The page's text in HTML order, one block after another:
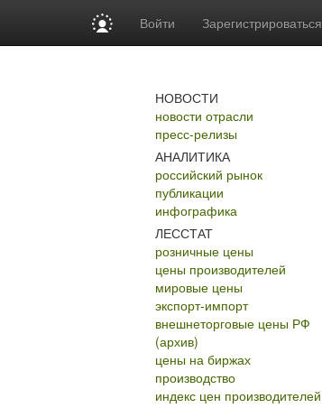
Войти Зарегистрироваться
НОВОСТИ
новости отрасли
пресс-релизы
АНАЛИТИКА
российский рынок
публикации
инфографика
ЛЕССТАТ
розничные цены
цены производителей
мировые цены
экспорт-импорт
внешнеторговые цены РФ
(архив)
цены на биржах
производство
индекс цен производителей